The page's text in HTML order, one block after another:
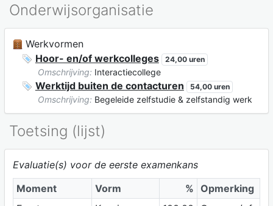
Onderwijsorganisatie
Werkvormen
Hoor- en/of werkcolleges
24,00 uren
Omschrijving: Interactiecollege
Werktijd buiten de contacturen 54,00 uren
Omschrijving: Begeleide zelfstudie & zelfstandig werk
Toetsing (lijst)
Evaluatie(s) voor de eerste examenkans
Moment
Vorm % Opmerking